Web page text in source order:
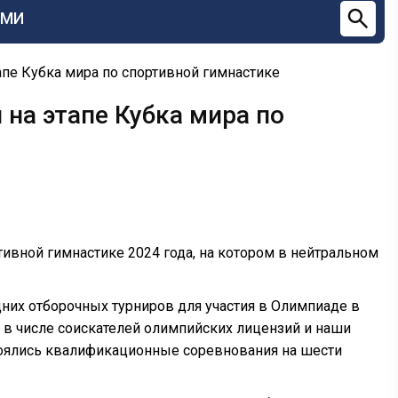
Кубка мира по спортивной гимнастике
этапе Кубка мира по
гимнастике 2024 года, на котором в нейтральном
отборочных турниров для участия в Олимпиаде в
числе соискателей олимпийских лицензий и наши
квалификационные соревнования на шести